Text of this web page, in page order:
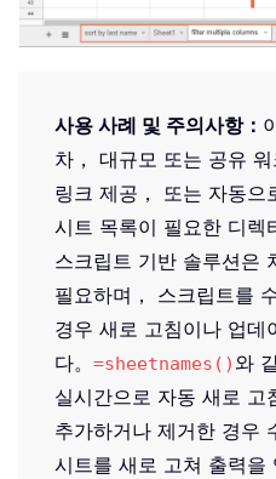
사용 사례 및 주의사항：
차， 대규모 또는 공유
링크 제공， 또는 자동으
시트 목록이 필요한 디렉
스크립트 기반 솔루션은
필요하며， 스크립트를
경우 새로 고침이나 업데
다。 =sheetnames()와
실시간으로 자동 새로 고
추가하거나 제거한 경우
시트를 새로 고쳐 출력을